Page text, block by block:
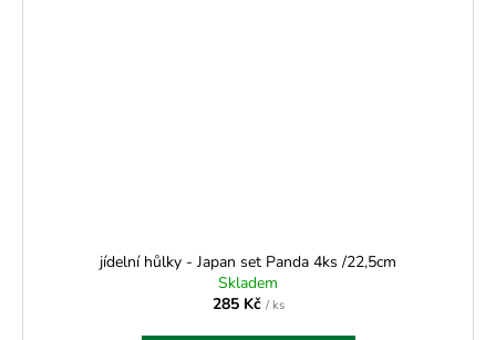
jídelní hůlky - Japan set Panda 4ks /22,5cm
Skladem
285 Kč / ks